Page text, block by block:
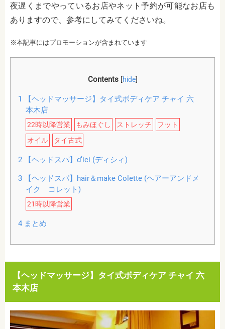
夜遅くまでやっているお店やネット予約が可能なお店も
ありますので、参考にしてみてくださいね。
※本記事にはプロモーションが含まれています
Contents [hide]
1
【ヘッドマッサージ】タイ式ボディケア チャイ 六
本木店
22時以降営業 もみほぐし ストレッチ
フット
オイル
タイ古式
2【ヘッドスパ】d’ici (ディシィ)
3【ヘッドスパ】hair＆make Colette (ヘアーアンドメ
イク コレット)
21時以降営業
4まとめ
【ヘッドマッサージ】タイ式ボディケア チャイ 六
本木店